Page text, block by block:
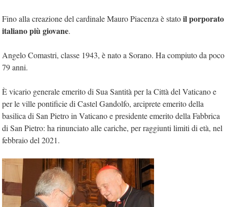
Fino alla creazione del cardinale Mauro Piacenza è statoil porporato
italiano più giovane.
Angelo Comastri, classe 1943, è nato a Sorano. Ha compiuto da poco
79 anni.
È vicario generale emerito di Sua Santità per la Città del Vaticano e
per le ville pontificie di Castel Gandolfo, arciprete emerito della
basilica di San Pietro in Vaticano e presidente emerito della Fabbrica
di San Pietro: ha rinunciato alle cariche, per raggiunti limiti di età, nel
febbraio del 2021.